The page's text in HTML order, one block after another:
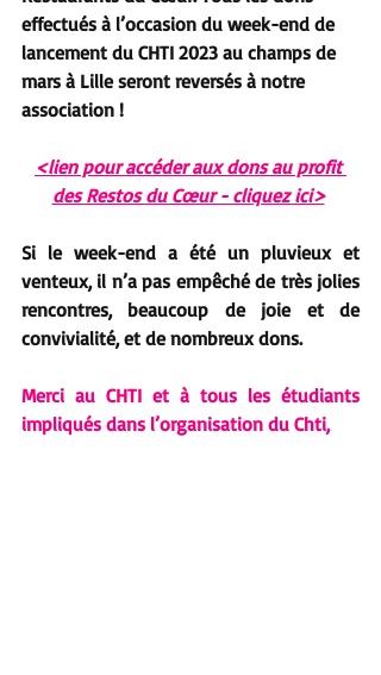
effectués à l’occasion du week-end de
lancement du CHTI 2023 au champs de
mars à Lille seront reversés à notre
association !
<lien pour accéder aux dons au profit
des Restos du Cœur - cliquez ici>
Si le week-end a été un pluvieux et
venteux, il n’a pas empêché de très jolies
rencontres, beaucoup de joie et de
convivialité, et de nombreux dons.
Merci au CHTI et à tous les étudiants
impliqués dans l’organisation du Chti,